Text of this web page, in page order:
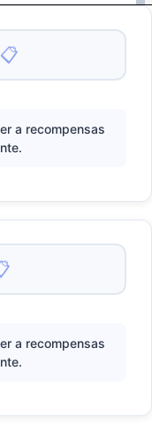
📋
a recompensas
a recompensas